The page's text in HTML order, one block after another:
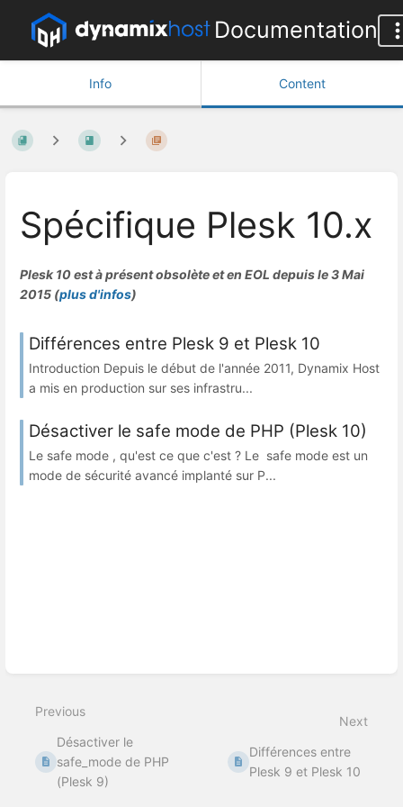
Documentation
Info Content
Spécifique Plesk 10.x
Plesk 10 est à présent obsolète et en EOL depuis le 3 Mai
2015 (plus d'infos)
Différences entre Plesk 9 et Plesk 10
Introduction Depuis le début de l'année 2011, Dynamix Host
a mis en production sur ses infrastru...
Désactiver le safe mode de PHP (Plesk 10)
Le safe mode , qu'est ce que c'est ? Le safe mode est un
mode de sécurité avancé implanté sur P...
Previous
Désactiver le
safe_mode de PHP
(Plesk 9)
Next
Différences entre
Plesk 9 et Plesk 10